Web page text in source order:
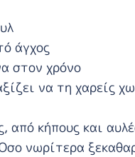
άγχος
στον χρόνο
να τη χαρείς
από κήπους και
νωρίτερα